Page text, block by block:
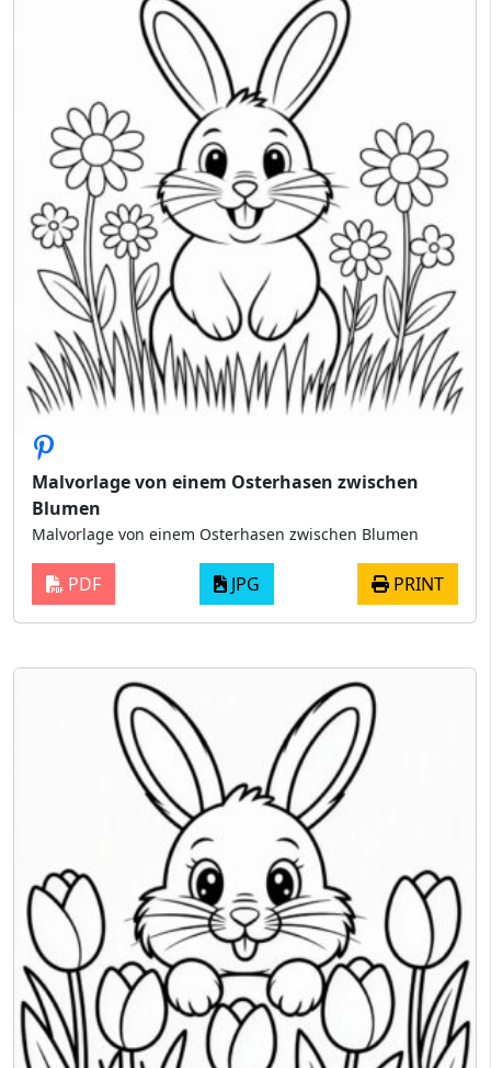
Malvorlage von einem Osterhasen zwischen
Blumen
Malvorlage von einem Osterhasen zwischen Blumen
PDF JPG PRINT